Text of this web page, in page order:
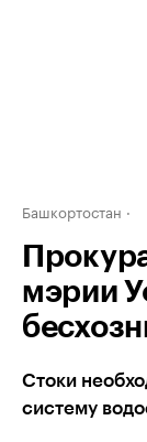
Башкортостан
мэрии
Стоки
систему